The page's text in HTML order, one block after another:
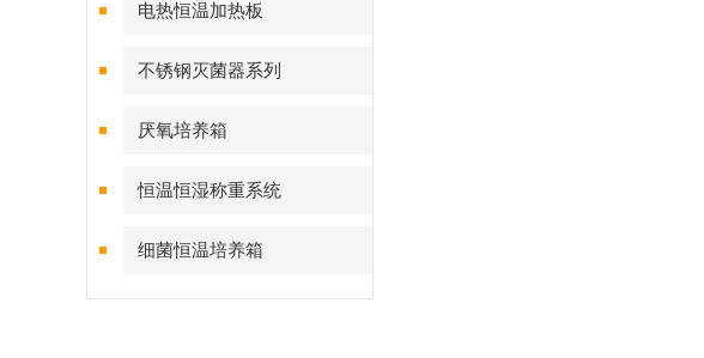
电热恒温加热板
不锈钢灭菌器系列
厌氧培养箱
恒温恒湿称重系统
细菌恒温培养箱